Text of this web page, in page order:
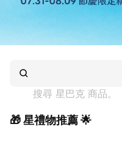
搜尋 星巴克 商品。
🎁 星禮物推薦 🌟